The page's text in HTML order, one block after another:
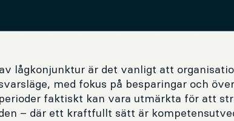
lågkonjunktur är det vanligt att
med fokus på besparingar och
faktiskt kan vara utmärkta för att
– där ett kraftfullt sätt är